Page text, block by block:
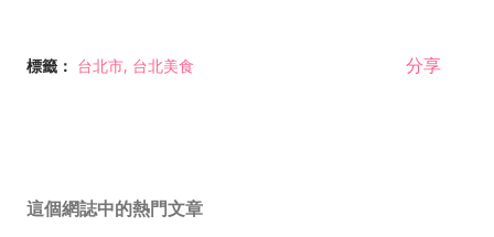
標籤： 台北市 台北美食 分享
這個網誌中的熱門文章